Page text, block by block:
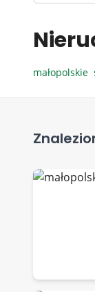
małopolskie